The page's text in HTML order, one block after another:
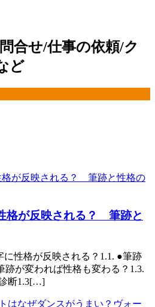
合せ/仕事の依頼/ク
ど
格が反映される？ 筆跡と
に性格が反映される？1.1. ●筆跡
跡が変われば性格も変わる？1.3.
断1.3[…]